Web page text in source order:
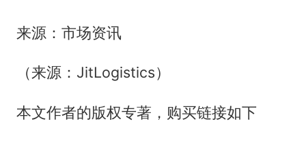
来源：市场资讯
（来源：JitLogistics）
本文作者的版权专著，购买链接如下